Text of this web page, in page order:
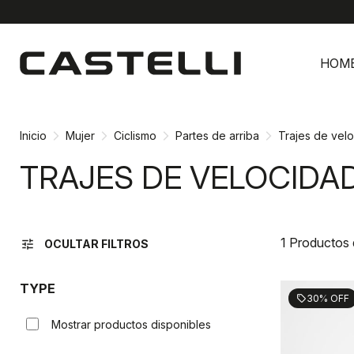
contenido
Inicio Mujer Ciclismo Partes de arriba Trajes de
TRAJES DE
tune OCULTAR FILTROS 1 Productos
TYPE
Mostrar productos disponibles
sell30% OFF